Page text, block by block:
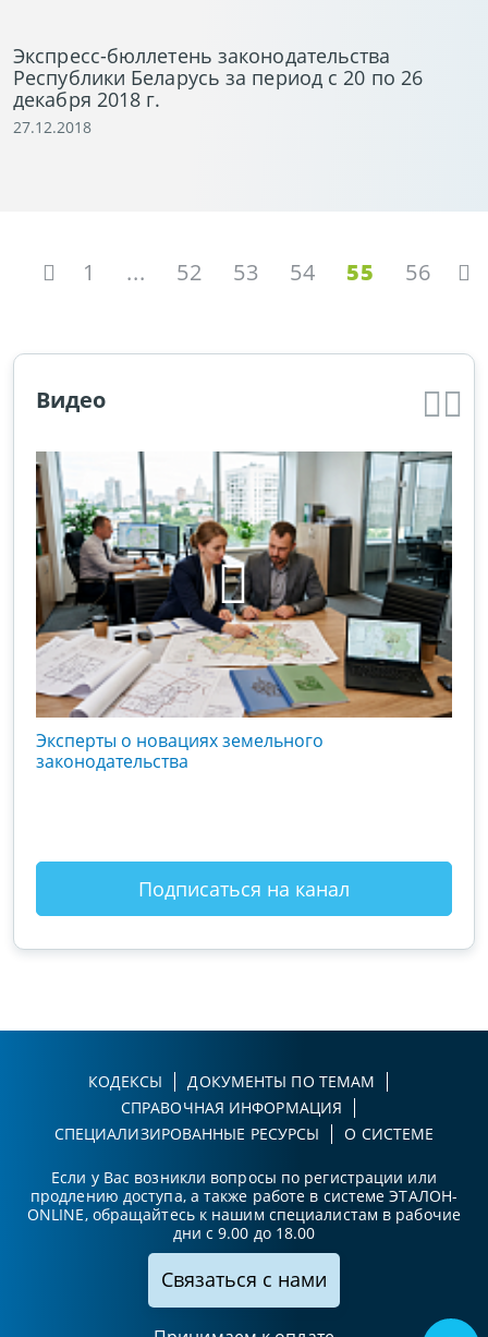
Экспресс-бюллетень законодательства
Республики Беларусь за период с 20 по 26
декабря 2018 г.
27.12.2018
1 ... 52 53 54 55 56
Видео
Эксперты о новациях земельного
законодательства
Подписаться на канал
КОДЕКСЫ
ДОКУМЕНТЫ ПО ТЕМАМ
СПРАВОЧНАЯ ИНФОРМАЦИЯ
СПЕЦИАЛИЗИРОВАННЫЕ РЕСУРСЫ
О СИСТЕМЕ
Если у Вас возникли вопросы по регистрации или
продлению доступа, а также работе в системе ЭТАЛОН-
ONLINE, обращайтесь к нашим специалистам в рабочие
дни с 9.00 до 18.00
Связаться с нами